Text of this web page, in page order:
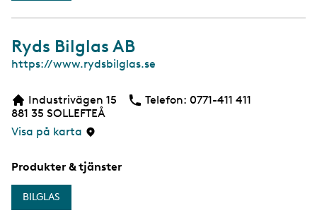
Ryds Bilglas AB
W
https://www.rydsbilglas.se
Industrivägen 15
881 35 SOLLEFTEÅ
Visa på karta
Telefon: Telefon
0771-411 411
Produkter & tjänster
BILGLAS